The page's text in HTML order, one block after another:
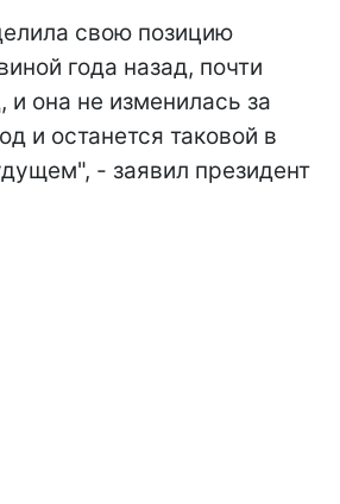
свою позицию
года назад, почти
и она не изменилась за
и останется таковой в
- заявил президент